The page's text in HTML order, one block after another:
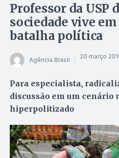
Professor da USP
sociedade vive
batalha política
Agência Brasil 20 março
Para especialista,
discussão em um cenário
hiperpolitizado